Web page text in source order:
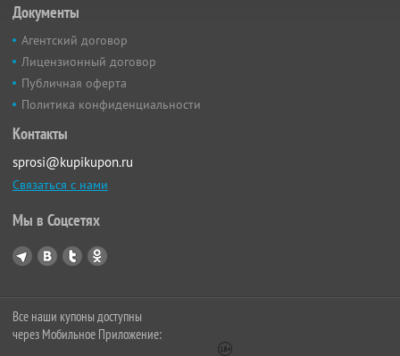
Документы
Агентский договор
Лицензионный договор
Публичная оферта
Политика конфиденциальности
Контакты
sprosi@kupikupon.ru
Связаться с нами
Мы в Соцсетях
Все наши купоны доступны
через Мобильное Приложение: